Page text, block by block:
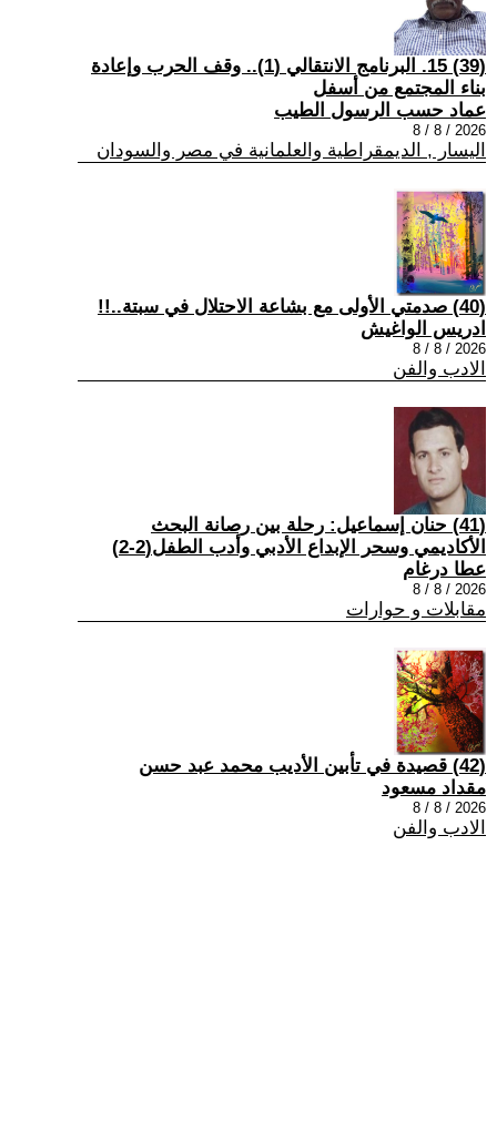
(39) 15. البرنامج الانتقالي (1).. وقف الحرب وإعادة
بناء المجتمع من أسفل
عماد حسب الرسول الطيب
2026 / 8 / 8
اليسار , الديمقراطية والعلمانية في مصر والسودان
(40) صدمتي الأولى مع بشاعة الاحتلال في سبتة..!!
ادريس الواغيش
2026 / 8 / 8
الادب والفن
(41) حنان إسماعيل: رحلة بين رصانة البحث
الأكاديمي وسحر الإبداع الأدبي وأدب الطفل(2-2)
عطا درغام
2026 / 8 / 8
مقابلات و حوارات
(42) قصيدة في تأبين الأديب محمد عبد حسن
مقداد مسعود
2026 / 8 / 8
الادب والفن